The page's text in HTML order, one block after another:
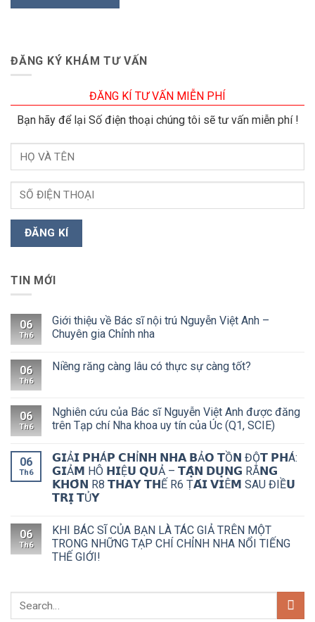
ĐĂNG KÝ KHÁM TƯ VẤN
ĐĂNG KÍ TƯ VẤN MIỄN PHÍ
Bạn hãy để lại Số điện thoại chúng tôi sẽ tư vấn miễn phí !
TIN MỚI
06
Th6
Giới thiệu về Bác sĩ nội trú Nguyễn Việt Anh –
Chuyên gia Chỉnh nha
06
Th6
Niềng răng càng lâu có thực sự càng tốt?
06
Th6
Nghiên cứu của Bác sĩ Nguyễn Việt Anh được đăng
trên Tạp chí Nha khoa uy tín của Úc (Q1, SCIE)
06
Th6
𝗚𝗜Ả𝗜 𝗣𝗛Á𝗣 𝗖𝗛Ỉ𝗡𝗛 𝗡𝗛𝗔 𝗕Ả𝗢 𝗧Ồ𝗡 ĐỘ̣𝗧 𝗣𝗛Á:
𝗚𝗜Ả𝗠 HÔ 𝗛𝗜Ệ𝗨 𝗤𝗨Ả – 𝗧𝗔̣̂𝗡 𝗗𝗨̣𝗡𝗚 RĂ𝗡𝗚
𝗞𝗛𝗢̂𝗡 R8 𝗧𝗛𝗔𝗬 𝗧𝗛Ế R6 Ṭ𝗔́𝗜 𝗩𝗜Ê𝗠 SAU ĐIỀ𝗨
𝗧𝗥𝗜̣ 𝗧Ủ𝗬
06
Th6
KHI BÁC SĨ CỦA BẠN LÀ TÁC GIẢ TRÊN MỘT
TRONG NHỮNG TẠP CHÍ CHỈNH NHA NỔI TIẾNG
THẾ GIỚI!